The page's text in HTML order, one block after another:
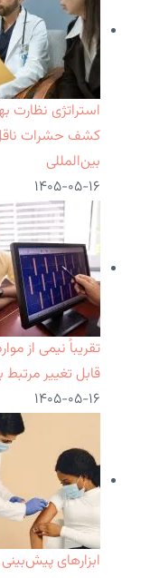
استراتژی نظارت
کشف حشرات ناقل
بین‌المللی
۱۴۰۵-۰۵-۱۶
تقریباً نیمی از
قابل تغییر
۱۴۰۵-۰۵-۱۶
ابزارهای